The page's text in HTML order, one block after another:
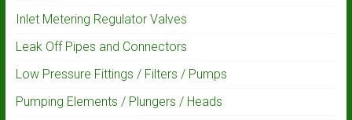
Inlet Metering Regulator Valves
Leak Off Pipes and Connectors
Low Pressure Fittings / Filters / Pumps
Pumping Elements / Plungers / Heads